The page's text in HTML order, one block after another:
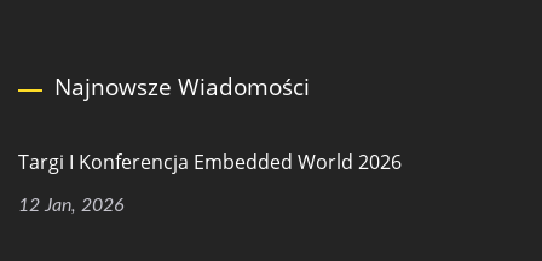
Najnowsze Wiadomości
Targi I Konferencja Embedded World 2026
12 Jan, 2026